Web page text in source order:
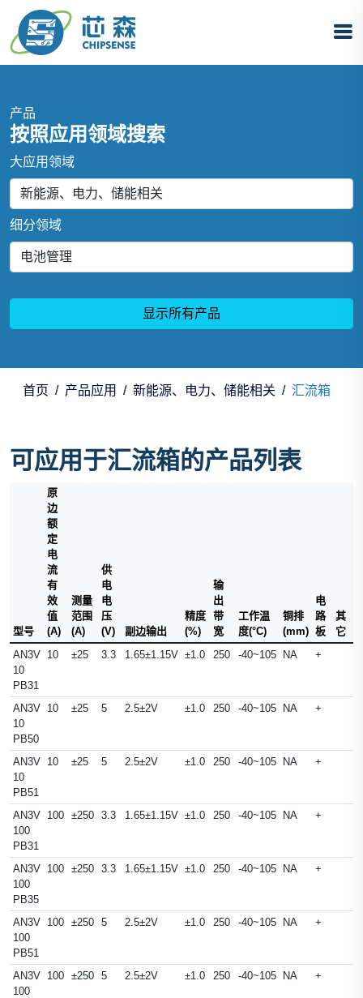
产品
按照应用领域搜索
大应用领域
细分领域
显示所有产品
首页 产品应用 新能源、电力、储能相关 汇流箱
可应用于汇流箱的产品列表
型号
原
边
额
定
电
流
有
效
值
(A)
测量
范围
(A)
供
电
电
压
(V)
副边输出
精度
(%)
输
出
带
宽
工作温
度(°C)
铜排
(mm)
电
路
板
其
它
AN3V
10
PB31
10 ±25 3.3 1.65±1.15V ±1.0 250 -40~105 NA +
AN3V
10
PB50
10 ±25 5 2.5±2V ±1.0 250 -40~105 NA +
AN3V
10
PB51
10 ±25 5 2.5±2V ±1.0 250 -40~105 NA +
AN3V
100
PB31
100 ±250 3.3 1.65±1.15V ±1.0 250 -40~105 NA +
AN3V
100
PB35
100 ±250 3.3 1.65±1.15V ±1.0 250 -40~105 NA +
AN3V
100
PB51
100 ±250 5 2.5±2V ±1.0 250 -40~105 NA +
AN3V
100
100 ±250 5 2.5±2V ±1.0 250 -40~105 NA +